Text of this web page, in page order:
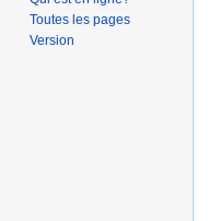
Toutes les pages
Version